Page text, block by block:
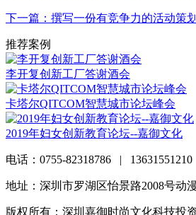
下一篇：撰写一份有竞争力的活动策
推荐案例
李开复创新工厂答谢酒会
卡塔尔QITCOM智慧城市论坛峰会
2019年妇女创新教育论坛--嘉御文化
电话：0755-82318786 | 13631551210
地址：深圳市罗湖区怡景路2008号动
版权所有：深圳嘉御时尚文化科技投